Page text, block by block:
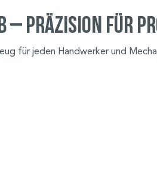
– Präzision für
für jeden Handwerker und